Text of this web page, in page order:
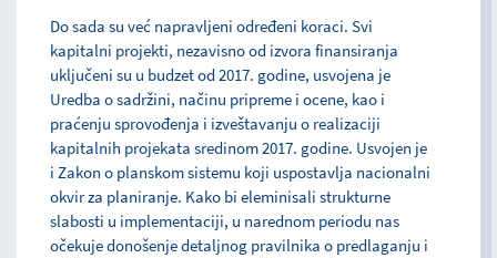
Do sada su već napravljeni određeni koraci. Svi
kapitalni projekti, nezavisno od izvora finansiranja
uključeni su u budzet od 2017. godine, usvojena je
Uredba o sadržini, načinu pripreme i ocene, kao i
praćenju sprovođenja i izveštavanju o realizaciji
kapitalnih projekata sredinom 2017. godine. Usvojen je
i Zakon o planskom sistemu koji uspostavlja nacionalni
okvir za planiranje. Kako bi eleminisali strukturne
slabosti u implementaciji, u narednom periodu nas
očekuje donošenje detaljnog pravilnika o predlaganju i